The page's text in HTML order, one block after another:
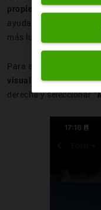
propiedades sin que
ayuda porque hay
más luminosidad…
Para activar el
visualización”que está
derecha y seleccionar